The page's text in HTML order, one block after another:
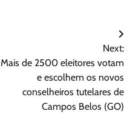
Next:
Mais de 2500 eleitores votam
e escolhem os novos
conselheiros tutelares de
Campos Belos (GO)